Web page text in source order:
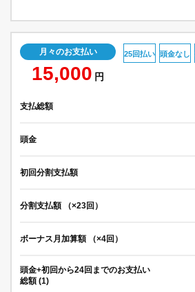
月々のお支払い
15,000 円
25回払い 頭金なし
支払総額
頭金
初回分割支払額
分割支払額 （×23回）
ボーナス月加算額 （×4回）
頭金+初回から24回までのお支払い
総額 (1)